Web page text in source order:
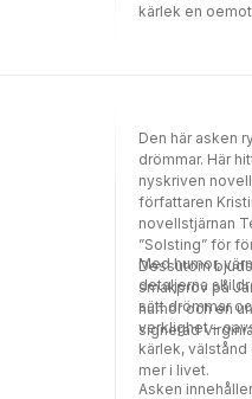
kärlek en
av oss själva.
höjer och
författare till
Den här asken
drömmar. Här
nyskriven
författaren
novellstjärnan
”Solsting” för
Dessutom
smakprov på
humor och en
signerad
Med humor,
detaljerna
sätt drömmar
verklighet –
kärlek,
mer i livet.
Asken